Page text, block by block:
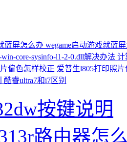
wegame启动游戏就蓝
计
爱普生l805打印照
酷睿ultra7和i7区别
按键说明
路由器怎